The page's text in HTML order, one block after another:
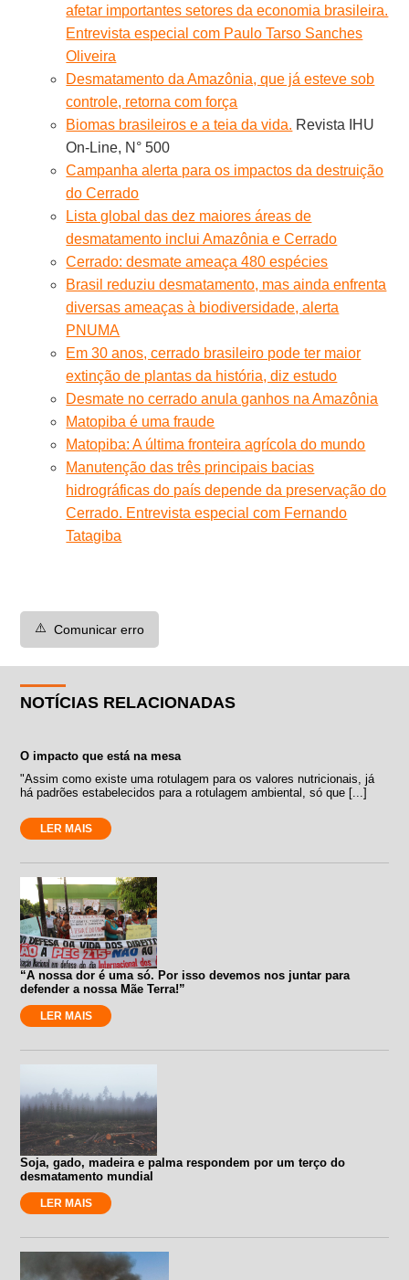
afetar importantes setores da economia brasileira.
Entrevista especial com Paulo Tarso Sanches
Oliveira
Desmatamento da Amazônia, que já esteve sob
controle, retorna com força
Biomas brasileiros e a teia da vida. Revista IHU
On-Line, N° 500
Campanha alerta para os impactos da destruição
do Cerrado
Lista global das dez maiores áreas de
desmatamento inclui Amazônia e Cerrado
Cerrado: desmate ameaça 480 espécies
Brasil reduziu desmatamento, mas ainda enfrenta
diversas ameaças à biodiversidade, alerta
PNUMA
Em 30 anos, cerrado brasileiro pode ter maior
extinção de plantas da história, diz estudo
Desmate no cerrado anula ganhos na Amazônia
Matopiba é uma fraude
Matopiba: A última fronteira agrícola do mundo
Manutenção das três principais bacias
hidrográficas do país depende da preservação do
Cerrado. Entrevista especial com Fernando
Tatagiba
⚠️ Comunicar erro
NOTÍCIAS RELACIONADAS
O impacto que está na mesa
"Assim como existe uma rotulagem para os valores nutricionais, já
há padrões estabelecidos para a rotulagem ambiental, só que [...]
LER MAIS
“A nossa dor é uma só. Por isso devemos nos juntar para
defender a nossa Mãe Terra!”
LER MAIS
Soja, gado, madeira e palma respondem por um terço do
desmatamento mundial
LER MAIS